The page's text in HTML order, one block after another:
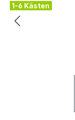
1-6 Kästen